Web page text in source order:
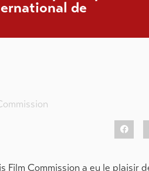
de
Film Commission a eu le